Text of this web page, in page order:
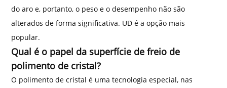
do aro e, portanto, o peso e o desempenho não são
alterados de forma significativa. UD é a opção mais
popular.
Qual é o papel da superfície de freio de
polimento de cristal?
O polimento de cristal é uma tecnologia especial, nas